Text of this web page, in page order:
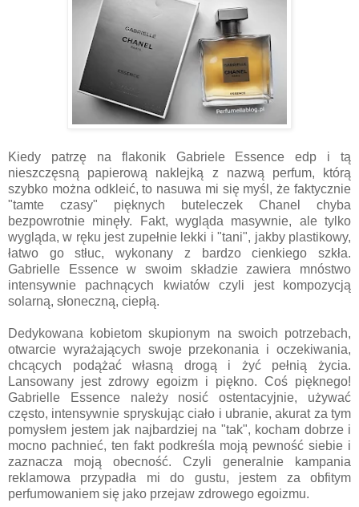
Kiedy patrzę na flakonik Gabriele Essence edp i tą
nieszczęsną papierową naklejką z nazwą perfum, którą
szybko można odkleić, to nasuwa mi się myśl, że faktycznie
"tamte czasy" pięknych buteleczek Chanel chyba
bezpowrotnie minęły. Fakt, wygląda masywnie, ale tylko
wygląda, w ręku jest zupełnie lekki i "tani", jakby plastikowy,
łatwo go stłuc, wykonany z bardzo cienkiego szkła.
Gabrielle Essence w swoim składzie zawiera mnóstwo
intensywnie pachnących kwiatów czyli jest kompozycją
solarną, słoneczną, ciepłą.
Dedykowana kobietom skupionym na swoich potrzebach,
otwarcie wyrażających swoje przekonania i oczekiwania,
chcących podążać własną drogą i żyć pełnią życia.
Lansowany jest zdrowy egoizm i piękno. Coś pięknego!
Gabrielle Essence należy nosić ostentacyjnie, używać
często, intensywnie spryskując ciało i ubranie, akurat za tym
pomysłem jestem jak najbardziej na "tak", kocham dobrze i
mocno pachnieć, ten fakt podkreśla moją pewność siebie i
zaznacza moją obecność. Czyli generalnie kampania
reklamowa przypadła mi do gustu, jestem za obfitym
perfumowaniem się jako przejaw zdrowego egoizmu.